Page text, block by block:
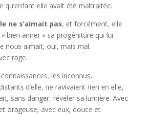
qu’enfant elle avait été maltraitée.
ne s’aimait pas, et forcément, elle
bien aimer » sa progéniture qui lui
nous aimait, oui, mais mal.
rage.
les inconnus,
d’elle, ne ravivaient rien en elle,
sans danger, révéler sa lumière. Avec
orageuse, avec eux, douce et